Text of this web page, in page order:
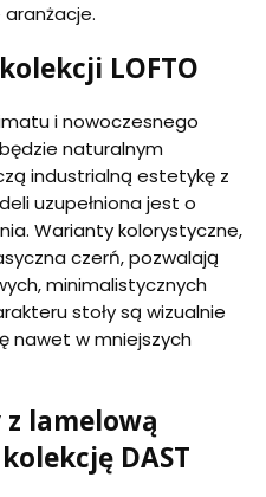
LOFTO
i nowoczesnego
będzie naturalnym
industrialną estetykę z
uzupełniona jest o
Warianty kolorystyczne,
czerń, pozwalają
minimalistycznych
stoły są wizualnie
nawet w mniejszych
z lamelową
DAST